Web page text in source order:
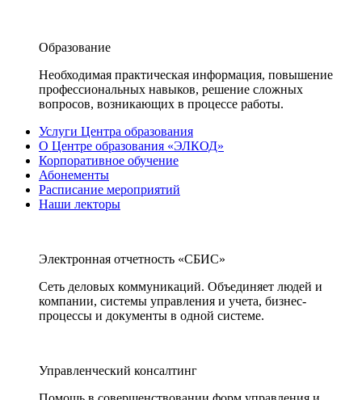
Образование
Необходимая практическая информация, повышение
профессиональных навыков, решение сложных
вопросов, возникающих в процессе работы.
Услуги Центра образования
О Центре образования «ЭЛКОД»
Корпоративное обучение
Абонементы
Расписание мероприятий
Наши лекторы
Электронная отчетность «СБИС»
Сеть деловых коммуникаций. Объединяет людей и
компании, системы управления и учета, бизнес-
процессы и документы в одной системе.
Управленческий консалтинг